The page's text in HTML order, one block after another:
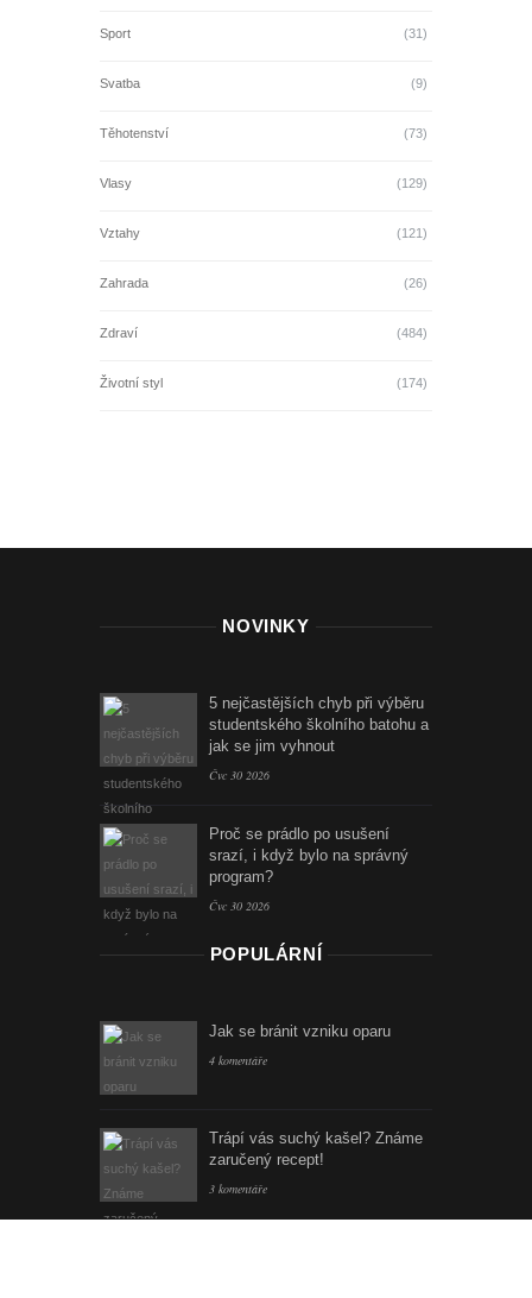
Sport (31)
Svatba (9)
Těhotenství (73)
Vlasy (129)
Vztahy (121)
Zahrada (26)
Zdraví (484)
Životní styl (174)
NOVINKY
5 nejčastějších chyb při výběru
studentského školního batohu a
jak se jim vyhnout
Čvc 30 2026
Proč se prádlo po usušení
srazí, i když bylo na správný
program?
Čvc 30 2026
POPULÁRNÍ
Jak se bránit vzniku oparu
4 komentáře
Trápí vás suchý kašel? Známe
zaručený recept!
3 komentáře